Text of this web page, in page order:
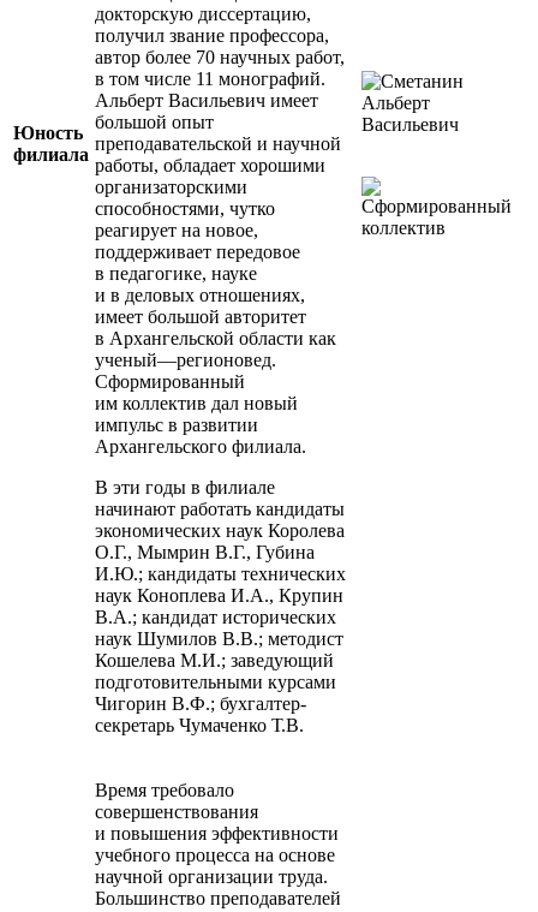
Юность
филиала
докторскую диссертацию,
получил звание профессора,
автор более 70 научных работ,
в том числе 11 монографий.
Альберт Васильевич имеет
большой опыт
преподавательской и научной
работы, обладает хорошими
организаторскими
способностями, чутко
реагирует на новое,
поддерживает передовое
в педагогике, науке
и в деловых отношениях,
имеет большой авторитет
в Архангельской области как
ученый—регионовед.
Сформированный
им коллектив дал новый
импульс в развитии
Архангельского филиала.
В эти годы в филиале
начинают работать кандидаты
экономических наук Королева
О.Г., Мымрин В.Г., Губина
И.Ю.; кандидаты технических
наук Коноплева И.А., Крупин
В.А.; кандидат исторических
наук Шумилов В.В.; методист
Кошелева М.И.; заведующий
подготовительными курсами
Чигорин В.Ф.; бухгалтер-
секретарь Чумаченко Т.В.
Время требовало
совершенствования
и повышения эффективности
учебного процесса на основе
научной организации труда.
Большинство преподавателей